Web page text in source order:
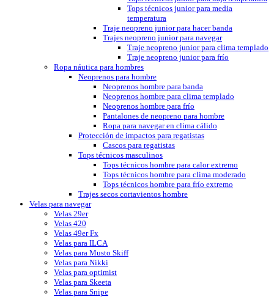
Tops técnicos junior para media
temperatura
Traje neopreno junior para hacer banda
Trajes neopreno junior para navegar
Traje neopreno junior para clima templado
Traje neopreno junior para frío
Ropa náutica para hombres
Neoprenos para hombre
Neoprenos hombre para banda
Neoprenos hombre para clima templado
Neoprenos hombre para frío
Pantalones de neopreno para hombre
Ropa para navegar en clima cálido
Protección de impactos para regatistas
Cascos para regatistas
Tops técnicos masculinos
Tops técnicos hombre para calor extremo
Tops técnicos hombre para clima moderado
Tops técnicos hombre para frío extremo
Trajes secos cortavientos hombre
Velas para navegar
Velas 29er
Velas 420
Velas 49er Fx
Velas para ILCA
Velas para Musto Skiff
Velas para Nikki
Velas para optimist
Velas para Skeeta
Velas para Snipe